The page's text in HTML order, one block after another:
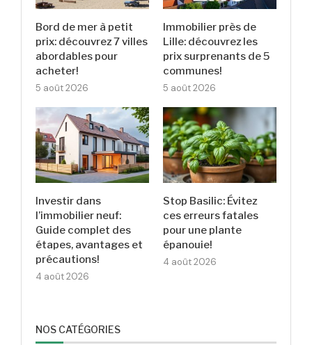
Bord de mer à petit
prix: découvrez 7 villes
abordables pour
acheter!
5 août 2026
Immobilier près de
Lille: découvrez les
prix surprenants de 5
communes!
5 août 2026
Investir dans
l’immobilier neuf:
Guide complet des
étapes, avantages et
précautions!
4 août 2026
Stop Basilic: Évitez
ces erreurs fatales
pour une plante
épanouie!
4 août 2026
NOS CATÉGORIES